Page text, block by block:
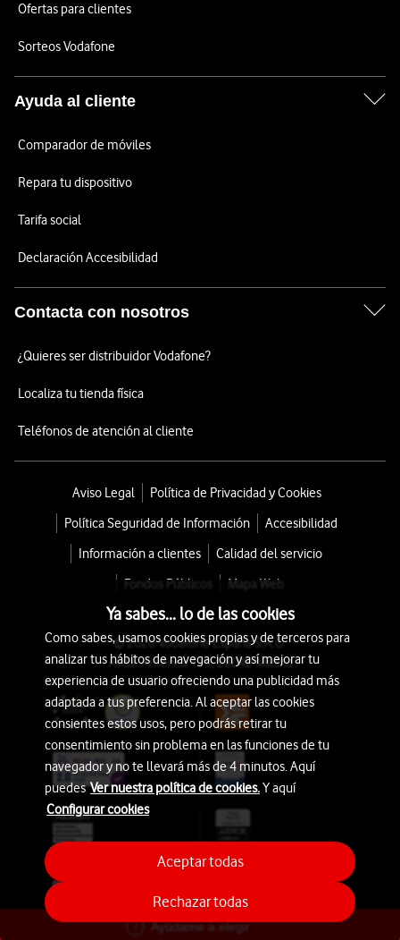
Ayúdame a elegir
Ofertas para clientes
Sorteos Vodafone
Ayuda al cliente
Comparador de móviles
Repara tu dispositivo
Tarifa social
Declaración Accesibilidad
Contacta con nosotros
¿Quieres ser distribuidor Vodafone?
Localiza tu tienda física
Teléfonos de atención al cliente
Aviso Legal
Política de Privacidad y Cookies
Política Seguridad de Información
Accesibilidad
Información a clientes
Calidad del servicio
Fondos Públicos
Mapa Web
© 2026 Vodafone España S.A.U.
Avda. América 115, 28042 Madrid
Ya sabes... lo de las cookies
Como sabes, usamos cookies propias y de terceros para
analizar tus hábitos de navegación y así mejorar tu
experiencia de usuario ofreciendo una publicidad más
adaptada a tus preferencia. Al aceptar las cookies
consientes estos usos, pero podrás retirar tu
consentimiento sin problema en las funciones de tu
navegador y no te llevará más de 4 minutos. Aquí
puedesVer nuestra política de cookies.Y aquí
Configurar cookies
Rechazar todas
Aceptar todas